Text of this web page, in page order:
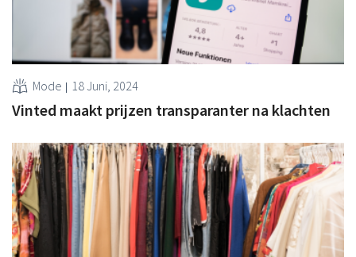
Mode 18 Juni, 2024
Vinted maakt prijzen transparanter na klachten